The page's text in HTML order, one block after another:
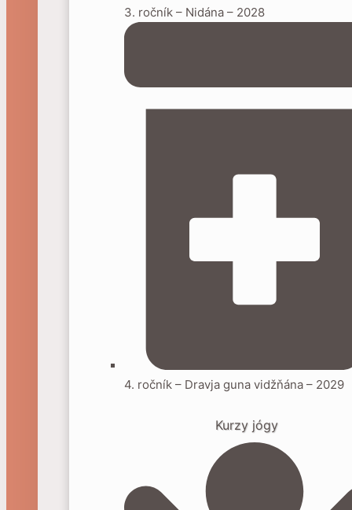
3. ročník – Nidána – 2028
4. ročník – Dravja guna vidžňána – 2029
Kurzy jógy